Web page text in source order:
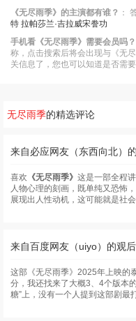
《无尽雨季》的主演都有谁？ ：
特 拉帕莎兰·吉拉威宋誊功
手机看《无尽雨季》需要会员吗？
称，点击搜索后将会出现与《无
关信息了，您也可以知道是否需要
无尽雨季的精选评论
来自必应网友（东西向北）
喜欢 《无尽雨季》 这是一部全程讲
人物心理的刻画，既单纯又恐怖
展现出人性动机，这可能就是社会
来自百度网友（uiyo）的观后
这部《无尽雨季》2025年上映的
分，我还找来了大概3、4个版本
糖”上，没有一个人提到这部剧最